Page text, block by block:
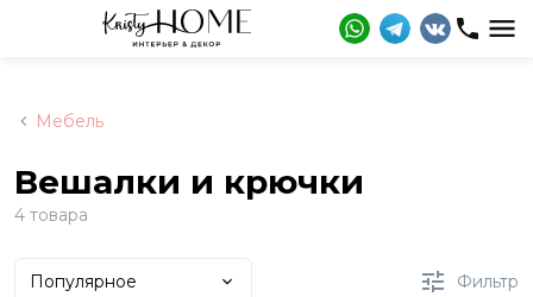
Мебель
Вешалки и крючки
4 товара
Популярное Фильтр